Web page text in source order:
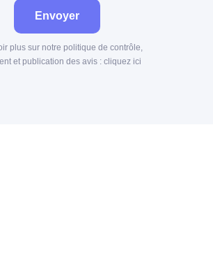
Envoyer
plus sur notre politique de contrôle,
et publication des avis : cliquez ici